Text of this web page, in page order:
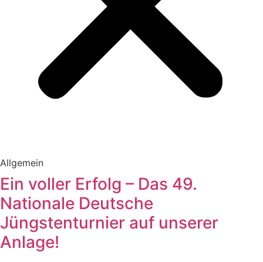
Allgemein
Ein voller Erfolg – Das 49.
Nationale Deutsche
Jüngstenturnier auf unserer
Anlage!